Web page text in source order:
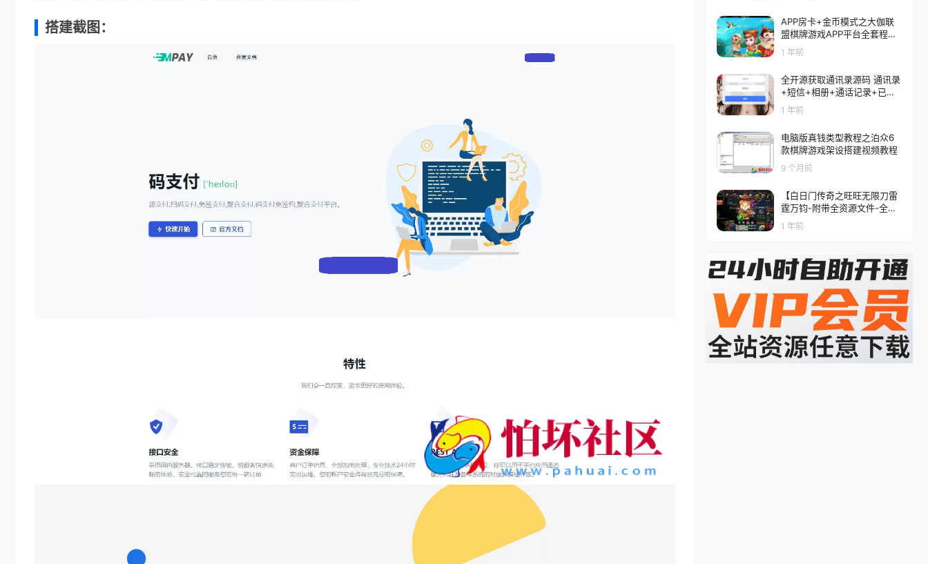
搭建截图：
APP房卡+金币模式之大伽联
盟棋牌游戏APP平台全套程序
解密版 金币+房卡
1 年前
全开源获取通讯录源码 通讯录
+短信+相册+通话记录+已安
装APP 前端uniapp纯源码+后
端php程序
1 年前
电脑版真钱类型教程之泊众6
款棋牌游戏架设搭建视频教程
9 个月前
【白日门传奇之旺旺无限刀雷
霆万钧-附带全资源文件-全套
源码】单职业大型PK角色扮演
类传奇手游-最新打包整理-旺
明-附带全资源文件-全套源码
1 年前